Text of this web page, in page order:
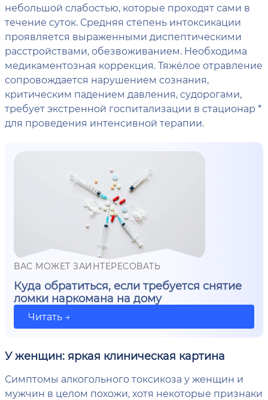
небольшой слабостью, которые проходят сами в
течение суток. Средняя степень интоксикации
проявляется выраженными диспептическими
расстройствами, обезвоживанием. Необходима
медикаментозная коррекция. Тяжёлое отравление
сопровождается нарушением сознания,
критическим падением давления, судорогами,
требует экстренной госпитализации в стационар *
для проведения интенсивной терапии.
ВАС МОЖЕТ ЗАИНТЕРЕСОВАТЬ
Куда обратиться, если требуется снятие
ломки наркомана на дому
Читать →
У женщин: яркая клиническая картина
Симптомы алкогольного токсикоза у женщин и
мужчин в целом похожи, хотя некоторые признаки